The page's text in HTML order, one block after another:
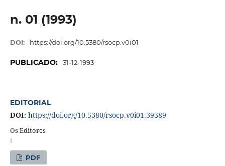
n. 01 (1993)
DOI: https://doi.org/10.5380/rsocp.v0i01
PUBLICADO: 31-12-1993
EDITORIAL
DOI: https://doi.org/10.5380/rsocp.v0i01.39389
Os Editores
I
PDF